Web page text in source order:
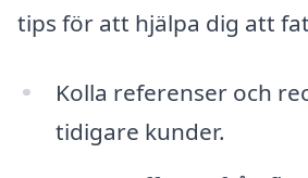
tips för att hjälpa dig att
Kolla referenser och
tidigare kunder.